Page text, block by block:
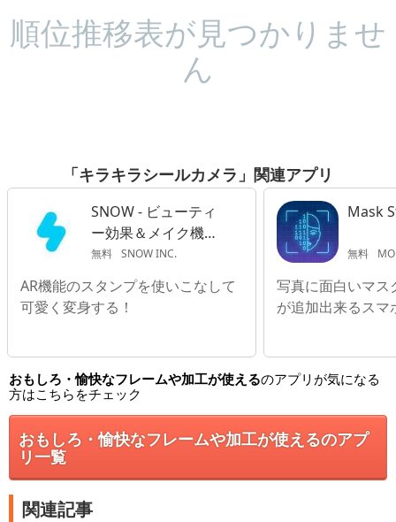
順位推移表が見つかりませ
ん
「キラキラシールカメラ」関連アプリ
SNOW - ビューティ
ー効果＆メイク機能
付き自撮りカメラ
無料 SNOW INC.
AR機能のスタンプを使いこなして
可愛く変身する！
Mask
無料
写真に面白いマス
が追加出来るスマ
おもしろ・愉快なフレームや加工が使えるのアプリが気になる
方はこちらをチェック
おもしろ・愉快なフレームや加工が使えるのアプ
リ一覧
関連記事